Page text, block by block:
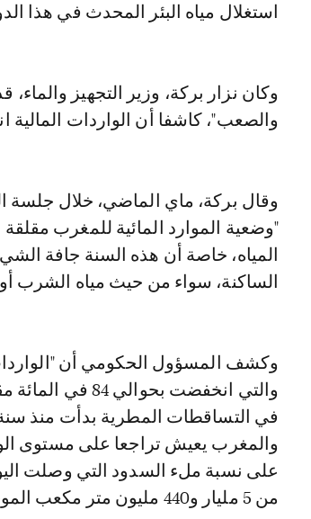
استغلال مياه البئر المحدث في هذا
وكان نزار بركة، وزير التجهيز
والصعب"، كاشفا أن الواردات المالية انخفضت
وقال بركة، ماي الماضي، خلال جلسة
"وضعية الموارد المائية للمغرب مقلقة
المياه، خاصة أن هذه السنة جافة
الساكنة، سواء من حيث مياه الشرب أو
وكشف المسؤول الحكومي أن
والتي انخفضت
والمغرب يعيش تراجعا على مستوى
من 5 مليار و440 مليون متر مكعب الموجودة في حقينة السدود".